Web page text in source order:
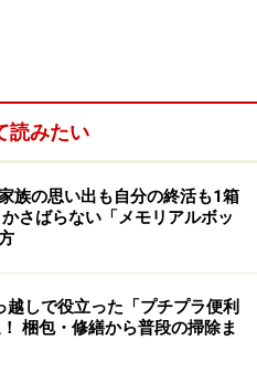
読みたい
族の思い出も自分の終活も1箱
さばらない「メモリアルボッ
越しで役立った「プチプラ便利
梱包・修繕から普段の掃除ま